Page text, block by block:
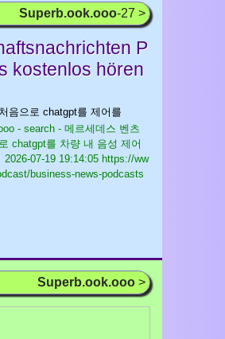
Superb.ook.ooo-27 >
P
kostenlos hören
음으로 chatgpt를 제어를
- search - 메르세데스 벤츠
chatgpt를 차량 내 음성 제어
2026-07-19 19:14:05 https://ww
business-news-podcasts
Superb.ook.ooo >